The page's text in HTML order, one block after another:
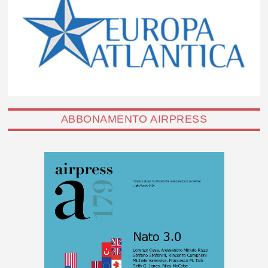
ABBONAMENTO AIRPRESS